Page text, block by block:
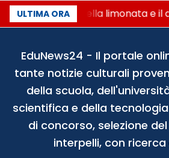
ULTIMA ORA
La denuncia della limonata e il
EduNews24 - Il portale
tante notizie culturali
della scuola,
scientifica e della
di concorso, selezione
interpelli, con